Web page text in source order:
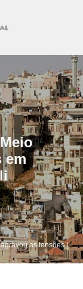
em
as tensões |